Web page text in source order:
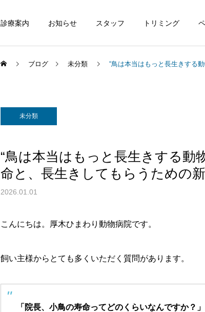
診療案内 お知らせ スタッフ トリミング
ブログ 未分類 “鳥は本当はもっと長生きする
未分類
“鳥は本当はもっと長生きする動
命と、長生きしてもらうための
2026.01.01
こんにちは。厚木ひまわり動物病院です。
飼い主様からとても多くいただく質問があります。
「院長、小鳥の寿命ってどのくらいなんですか？」